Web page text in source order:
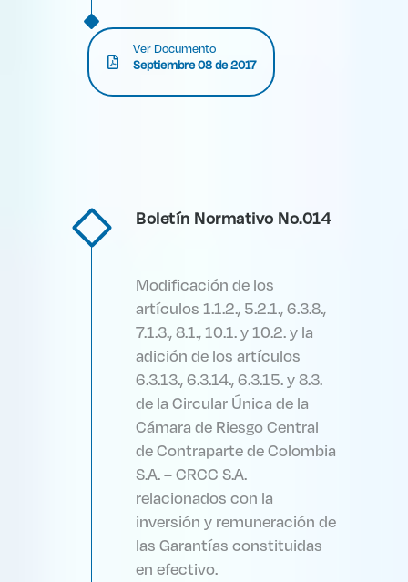
Ver Documento
Septiembre 08 de 2017
Boletín Normativo No.014
Modificación de los
artículos 1.1.2., 5.2.1., 6.3.8.,
7.1.3., 8.1., 10.1. y 10.2. y la
adición de los artículos
6.3.13., 6.3.14., 6.3.15. y 8.3.
de la Circular Única de la
Cámara de Riesgo Central
de Contraparte de Colombia
S.A. – CRCC S.A.
relacionados con la
inversión y remuneración de
las Garantías constituidas
en efectivo.